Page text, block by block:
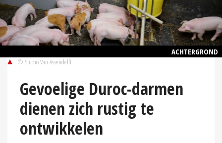
ACHTERGROND
© Studio Van Assendelft
Gevoelige Duroc-darmen
dienen zich rustig te
ontwikkelen